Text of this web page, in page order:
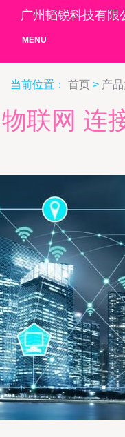
广州韬锐科技有限
MENU
当前位置： 首页 > 产
物联网 连